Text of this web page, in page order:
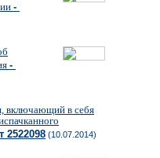
-
-
включающий в себя
2522098 (10.07.2014)